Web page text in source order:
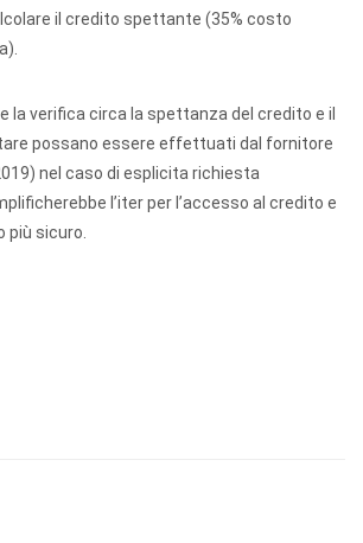
il credito spettante (35% costo
la verifica circa la spettanza del credito e il
possano essere effettuati dal fornitore
nel caso di esplicita richiesta
l’iter per l’accesso al credito e
più sicuro.